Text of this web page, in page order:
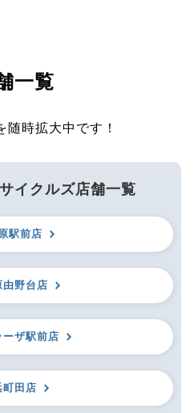
一覧
随時拡大中です！
イクルズ店舗一覧
駅前店
由野台店
ーザ駅前店
町田店